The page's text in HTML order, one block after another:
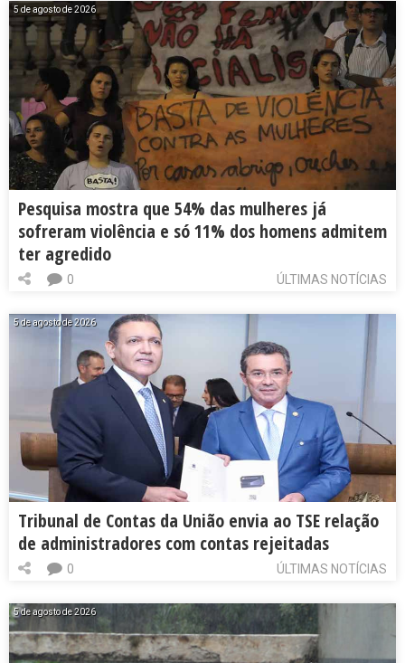
5 de agosto de 2026
Pesquisa mostra que 54% das mulheres já
sofreram violência e só 11% dos homens admitem
ter agredido
ÚLTIMAS NOTÍCIAS
0
5 de agosto de 2026
Tribunal de Contas da União envia ao TSE relação
de administradores com contas rejeitadas
ÚLTIMAS NOTÍCIAS
0
5 de agosto de 2026